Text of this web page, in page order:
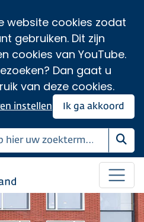
website cookies zodat
gebruiken. Dit zijn
cookies van YouTube.
Dan gaat u
van deze cookies.
Ik ga akkoord
instellen